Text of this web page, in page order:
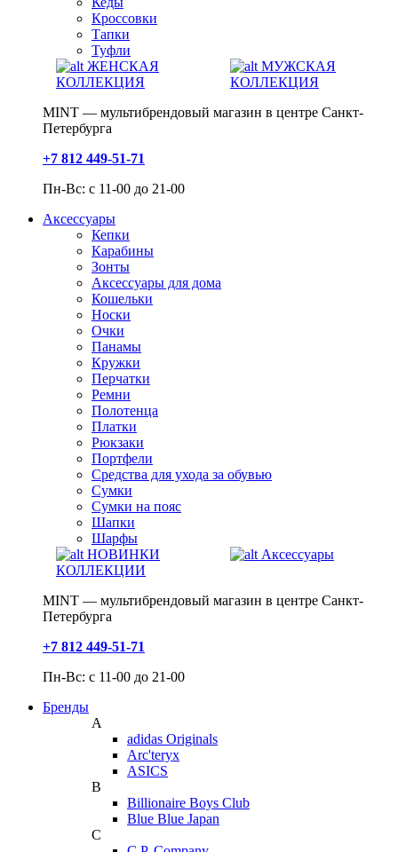
Кроссовки
Тапки
Туфли
ЖЕНСКАЯ
КОЛЛЕКЦИЯ
МУЖСКАЯ
КОЛЛЕКЦИЯ
MINT — мультибрендовый магазин в центре Санкт-
Петербурга
+7 812 449-51-71
Пн-Вс: с 11-00 до 21-00
Аксессуары
Кепки
Карабины
Зонты
Аксессуары для дома
Кошельки
Носки
Очки
Панамы
Кружки
Перчатки
Ремни
Полотенца
Платки
Рюкзаки
Портфели
Средства для ухода за обувью
Сумки
Сумки на пояс
Шапки
Шарфы
НОВИНКИ
КОЛЛЕКЦИИ
Аксессуары
MINT — мультибрендовый магазин в центре Санкт-
Петербурга
+7 812 449-51-71
Пн-Вс: с 11-00 до 21-00
Бренды
A
adidas Originals
Arc'teryx
ASICS
B
Billionaire Boys Club
Blue Blue Japan
C